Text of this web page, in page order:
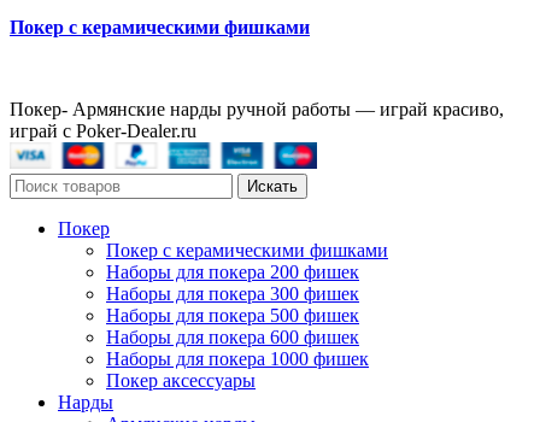
Покер с керамическими фишками
Покер- Армянские нарды ручной работы — играй красиво,
играй с Poker-Dealer.ru
Искать
Покер
Покер с керамическими фишками
Наборы для покера 200 фишек
Наборы для покера 300 фишек
Наборы для покера 500 фишек
Наборы для покера 600 фишек
Наборы для покера 1000 фишек
Покер аксессуары
Нарды